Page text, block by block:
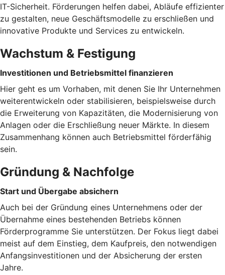
IT-Sicherheit. Förderungen helfen dabei, Abläufe effizienter
zu gestalten, neue Geschäftsmodelle zu erschließen und
innovative Produkte und Services zu entwickeln.
Wachstum & Festigung
Investitionen und Betriebsmittel finanzieren
Hier geht es um Vorhaben, mit denen Sie Ihr Unternehmen
weiterentwickeln oder stabilisieren, beispielsweise durch
die Erweiterung von Kapazitäten, die Modernisierung von
Anlagen oder die Erschließung neuer Märkte. In diesem
Zusammenhang können auch Betriebsmittel förderfähig
sein.
Gründung & Nachfolge
Start und Übergabe absichern
Auch bei der Gründung eines Unternehmens oder der
Übernahme eines bestehenden Betriebs können
Förderprogramme Sie unterstützen. Der Fokus liegt dabei
meist auf dem Einstieg, dem Kaufpreis, den notwendigen
Anfangsinvestitionen und der Absicherung der ersten
Jahre.